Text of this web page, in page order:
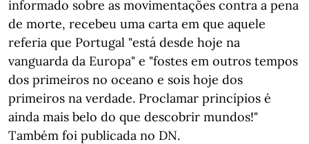
informado sobre as movimentações contra a pena
de morte, recebeu uma carta em que aquele
referia que Portugal "está desde hoje na
vanguarda da Europa" e "fostes em outros tempos
dos primeiros no oceano e sois hoje dos
primeiros na verdade. Proclamar princípios é
ainda mais belo do que descobrir mundos!"
Também foi publicada no DN.